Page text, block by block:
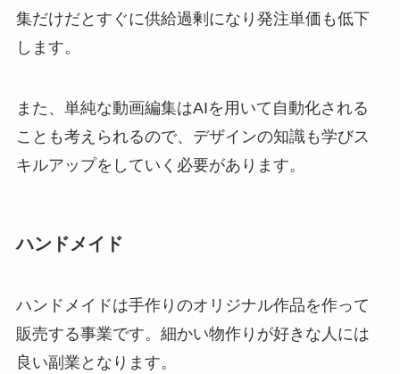
集だけだとすぐに供給過剰になり発注単価も低下
します。
また、単純な動画編集はAIを用いて自動化される
ことも考えられるので、デザインの知識も学びス
キルアップをしていく必要があります。
ハンドメイド
ハンドメイドは手作りのオリジナル作品を作って
販売する事業です。細かい物作りが好きな人には
良い副業となります。